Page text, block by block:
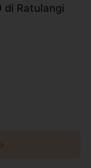
di Ratulangi